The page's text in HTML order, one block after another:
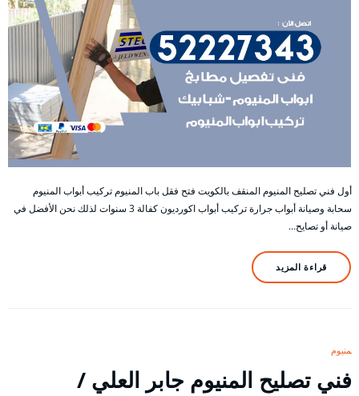
أول فني تصليح المنيوم المنقف بالكويت فتح فقل باب المنيوم تركيب أبواب المنيوم
سحابة وصيانة أبواب جرارة تركيب أبواب اكورديون كفالة 3 سنوات لذلك نحن الأفضل في
صيانة أو تصايح…
قراءة المزيد
المنيوم
فني تصليح المنيوم جابر العلي /